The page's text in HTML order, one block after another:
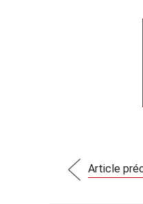
Article